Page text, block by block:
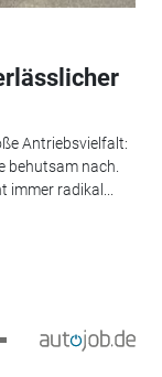
Antriebsvielfalt:
behutsam nach.
radikal...